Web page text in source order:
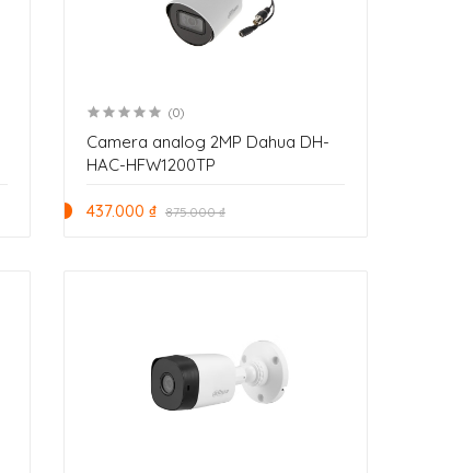
(0)
Camera analog 2MP Dahua DH-
HAC-HFW1200TP
437.000 ₫ 875.000 ₫